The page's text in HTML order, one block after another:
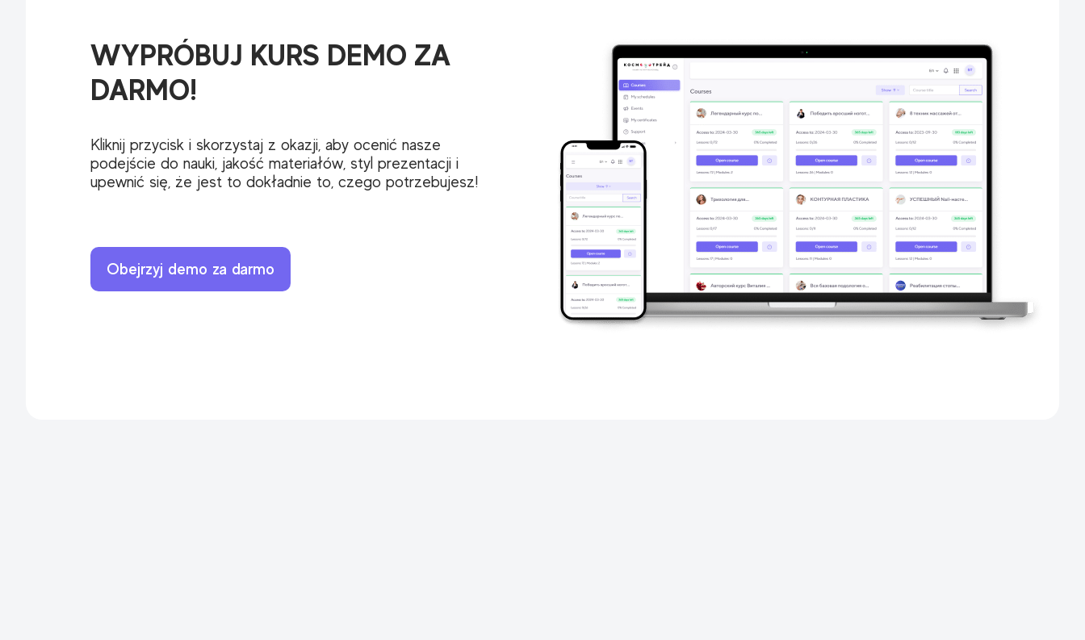
WYPRÓBUJ KURS DEMO ZA
DARMO!
Kliknij przycisk i skorzystaj z okazji, aby ocenić nasze
podejście do nauki, jakość materiałów, styl prezentacji i
upewnić się, że jest to dokładnie to, czego potrzebujesz!
Obejrzyj demo za darmo